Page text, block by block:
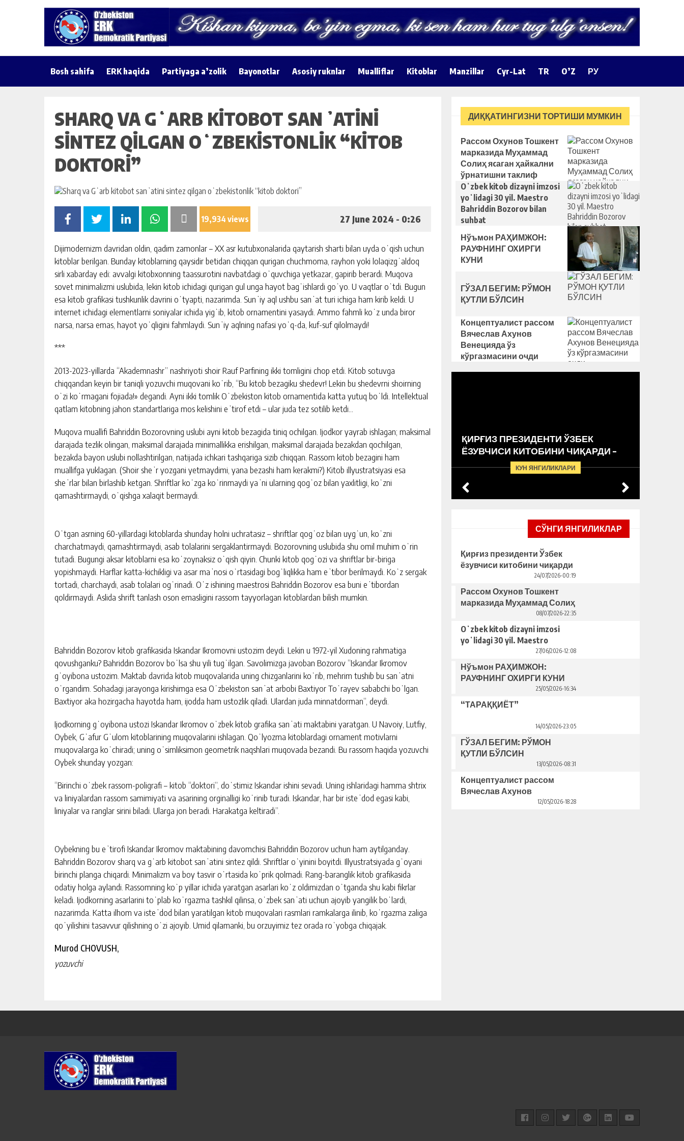
Bosh sahifa ERK haqida Partiyaga a’zolik Bayonotlar Asosiy ruknlar Mualliflar Kitoblar Manzillar Cyr-Lat TR O’Z РУ
SHARQ VA GʻARB KITOBOT SANʼATINI
SINTEZ QILGAN OʻZBEKISTONLIK “KITOB
DOKTORI”
19,934 views 27 June 2024 - 0:26
Dijimodernizm davridan oldin, qadim zamonlar – XX asr kutubxonalarida qaytarish sharti bilan uyda oʻqish uchun
kitoblar berilgan. Bunday kitoblarning qaysidir betidan chiqqan qurigan chuchmoma, rayhon yoki lolaqizgʻaldoq
sirli xabarday edi: avvalgi kitobxonning taassurotini navbatdagi oʻquvchiga yetkazar, gapirib berardi. Muqova
sovet minimalizmi uslubida, lekin kitob ichidagi qurigan gul unga hayot bagʻishlardi goʻyo. U vaqtlar oʻtdi. Bugun
esa kitob grafikasi tushkunlik davrini oʻtyapti, nazarimda. Sunʼiy aql ushbu sanʼat turi ichiga ham kirib keldi. U
internet ichidagi elementlarni soniyalar ichida yigʻib, kitob ornamentini yasaydi. Ammo fahmli koʻz unda biror
narsa, narsa emas, hayot yoʻqligini fahmlaydi. Sunʼiy aqlning nafasi yoʻq-da, kuf-suf qilolmaydi!
***
2013-2023-yillarda “Akademnashr” nashriyoti shoir Rauf Parfining ikki tomligini chop etdi. Kitob sotuvga
chiqqandan keyin bir taniqli yozuvchi muqovani koʻrib, “Bu kitob bezagiku shedevr! Lekin bu shedevrni shoirning
oʻzi koʻrmagani fojiada!» degandi. Ayni ikki tomlik Oʻzbekiston kitob ornamentida katta yutuq boʻldi. Intellektual
qatlam kitobning jahon standartlariga mos kelishini eʼtirof etdi – ular juda tez sotilib ketdi…
Muqova muallifi Bahriddin Bozorovning uslubi ayni kitob bezagida tiniq ochilgan. Ijodkor yayrab ishlagan; maksimal
darajada tezlik olingan, maksimal darajada minimallikka erishilgan, maksimal darajada bezakdan qochilgan,
bezakda bayon uslubi nollashtirilgan, natijada ichkari tashqariga sizib chiqqan. Rassom kitob bezagini ham
muallifga yuklagan. (Shoir sheʼr yozgani yetmaydimi, yana bezashi ham kerakmi?) Kitob illyustratsiyasi esa
sheʼrlar bilan birlashib ketgan. Shriftlar koʻzga koʻrinmaydi yaʼni ularning qogʻoz bilan yaxlitligi, koʻzni
qamashtirmaydi, oʻqishga xalaqit bermaydi.
Oʻtgan asrning 60-yillardagi kitoblarda shunday holni uchratasiz – shriftlar qogʻoz bilan uygʻun, koʻzni
charchatmaydi, qamashtirmaydi, asab tolalarini sergaklantirmaydi. Bozorovning uslubida shu omil muhim oʻrin
tutadi. Bugungi aksar kitoblarni esa koʻzoynaksiz oʻqish qiyin. Chunki kitob qogʻozi va shriftlar bir-biriga
yopishmaydi. Harflar katta-kichikligi va asar maʼnosi oʻrtasidagi bogʻliqlikka ham eʼtibor berilmaydi. Koʻz sergak
tortadi, charchaydi, asab tolalari ogʻrinadi. Oʻz ishining maestrosi Bahriddin Bozorov esa buni eʼtibordan
qoldirmaydi. Aslida shrift tanlash oson emasligini rassom tayyorlagan kitoblardan bilish mumkin.
Bahriddin Bozorov kitob grafikasida Iskandar Ikromovni ustozim deydi. Lekin u 1972-yil Xudoning rahmatiga
qovushganku? Bahriddin Bozorov boʻlsa shu yili tugʻilgan. Savolimizga javoban Bozorov “Iskandar Ikromov
gʻoyibona ustozim. Maktab davrida kitob muqovalarida uning chizganlarini koʻrib, mehrim tushib bu sanʼatni
oʻrgandim. Sohadagi jarayonga kirishimga esa Oʻzbekiston sanʼat arbobi Baxtiyor Toʻrayev sababchi boʻlgan.
Baxtiyor aka hozirgacha hayotda ham, ijodda ham ustozlik qiladi. Ulardan juda minnatdorman”, deydi.
Ijodkorning gʻoyibona ustozi Iskandar Ikromov oʻzbek kitob grafika sanʼati maktabini yaratgan. U Navoiy, Lutfiy,
Oybek, Gʻafur Gʻulom kitoblarining muqovalarini ishlagan. Qoʻlyozma kitoblardagi ornament motivlarni
muqovalarga koʻchiradi; uning oʻsimliksimon geometrik naqshlari muqovada bezandi. Bu rassom haqida yozuvchi
Oybek shunday yozgan:
“Birinchi oʻzbek rassom-poligrafi – kitob “doktori”, doʻstimiz Iskandar ishini sevadi. Uning ishlaridagi hamma shtrix
va liniyalardan rassom samimiyati va asarining orginalligi koʻrinib turadi. Iskandar, har bir isteʼdod egasi kabi,
liniyalar va ranglar sirini biladi. Ularga jon beradi. Harakatga keltiradi”.
Oybekning bu eʼtirofi Iskandar Ikromov maktabining davomchisi Bahriddin Bozorov uchun ham aytilganday.
Bahriddin Bozorov sharq va gʻarb kitobot sanʼatini sintez qildi. Shriftlar oʻyinini boyitdi. Illyustratsiyada gʻoyani
birinchi planga chiqardi. Minimalizm va boy tasvir oʻrtasida koʻprik qolmadi. Rang-baranglik kitob grafikasida
odatiy holga aylandi. Rassomning koʻp yillar ichida yaratgan asarlari koʻz oldimizdan oʻtganda shu kabi fikrlar
keladi. Ijodkorning asarlarini toʻplab koʻrgazma tashkil qilinsa, oʻzbek sanʼati uchun ajoyib yangilik boʻlardi,
nazarimda. Katta ilhom va isteʼdod bilan yaratilgan kitob muqovalari rasmlari ramkalarga ilinib, koʻrgazma zaliga
qoʻyilishini tasavvur qilishning oʻzi ajoyib. Umid qilamanki, bu orzuyimiz tez orada roʻyobga chiqajak.
Murod CHOVUSH,
yozuvchi
ДИҚҚАТИНГИЗНИ ТОРТИШИ МУМКИН
Рассом Охунов Тошкент
марказида Муҳаммад
Солиҳ яcаган ҳайкални
ўрнатишни таклиф
қилди
Oʻzbek kitob dizayni imzosi
yoʻlidagi 30 yil. Maestro
Bahriddin Bozorov bilan
suhbat
Нўъмон РАҲИМЖОН:
РАУФНИНГ ОХИРГИ
КУНИ
ГЎЗАЛ БЕГИМ: РЎМОН
ҚУТЛИ БЎЛСИН
Концептуалист рассом
Вячеслав Ахунов
Венецияда ўз
кўргазмасини очди
КУН ЯНГИЛИКЛАРИ
ҚИРҒИЗ ПРЕЗИДЕНТИ ЎЗБЕК
ЁЗУВЧИСИ КИТОБИНИ ЧИҚАРДИ –
БУНИНГ ОРТИДА ҚАНДАЙ
САБАБЛАР ТУРИБДИ?
СЎНГИ ЯНГИЛИКЛАР
Қирғиз президенти Ўзбек
ёзувчиси китобини чиқарди
– бунинг ортида қандай
сабаблар турибди?
24/07/2026-00:19
Рассом Охунов Тошкент
марказида Муҳаммад Солиҳ
яcаган ҳайкални ўрнатишни
таклиф қилди
08/07/2026-22:35
Oʻzbek kitob dizayni imzosi
yoʻlidagi 30 yil. Maestro
Bahriddin Bozorov bilan suhbat
27/06/2026-12:08
Нўъмон РАҲИМЖОН:
РАУФНИНГ ОХИРГИ КУНИ
25/05/2026-16:34
“ТАРАҚҚИЁТ”
14/05/2026-23:05
ГЎЗАЛ БЕГИМ: РЎМОН
ҚУТЛИ БЎЛСИН
13/05/2026-08:31
Концептуалист рассом
Вячеслав Ахунов
Венецияда ўз кўргазмасини
12/05/2026-18:28